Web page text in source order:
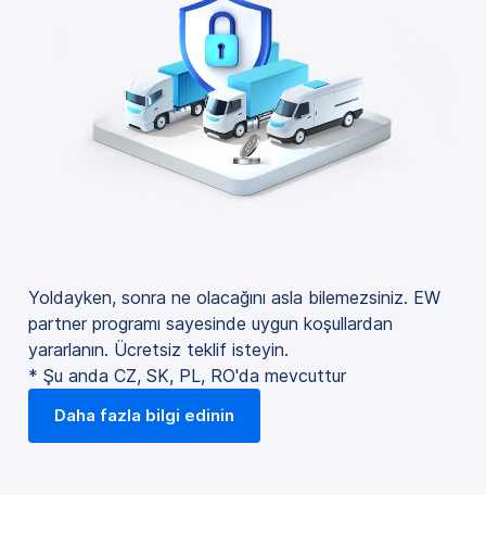
Yoldayken, sonra ne olacağını asla bilemezsiniz. EW
partner programı sayesinde uygun koşullardan
yararlanın. Ücretsiz teklif isteyin.
* Şu anda CZ, SK, PL, RO'da mevcuttur
Daha fazla bilgi edinin